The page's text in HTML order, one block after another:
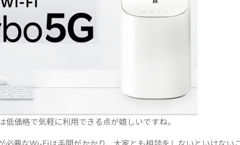
価格で気軽に利用できる点が嬉しいですね。